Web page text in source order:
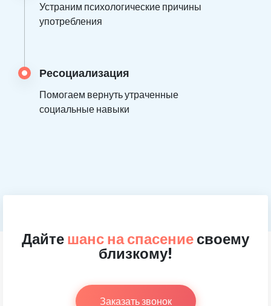
Устраним психологические причины
употребления
Ресоциализация
Помогаем вернуть утраченные
социальные навыки
Дайте шанс на спасение своему
близкому!
Заказать звонок